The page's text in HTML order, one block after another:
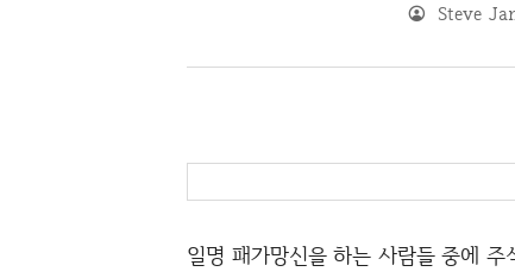
Steve
일명 패가망신을 하는 사람들 중에